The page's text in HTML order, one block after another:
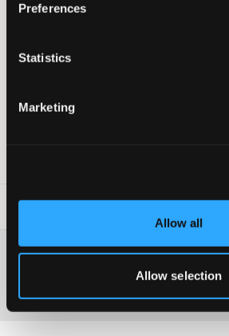
Preferences
Statistics
Marketing
Allow all
Allow selection
Grå sweatshirt fra LMTD med et enkelt
behagelig passform. Dette er en genser
Normal passform
Vaskeråd
Washing advice
Materiale